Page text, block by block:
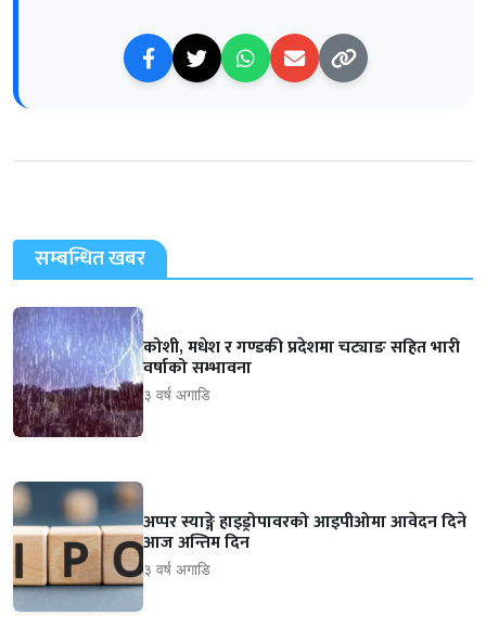
सम्बन्धित खबर
कोशी, मधेश र गण्डकी प्रदेशमा चट्याङ सहित भारी
वर्षाको सम्भावना
३ वर्ष अगाडि
अप्पर स्याङ्गे हाइड्रोपावरको आइपीओमा आवेदन दिने
आज अन्तिम दिन
३ वर्ष अगाडि